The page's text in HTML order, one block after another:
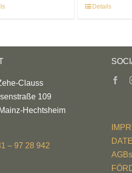
Details
Clauss
109
Hechtsheim
– 97 28 942